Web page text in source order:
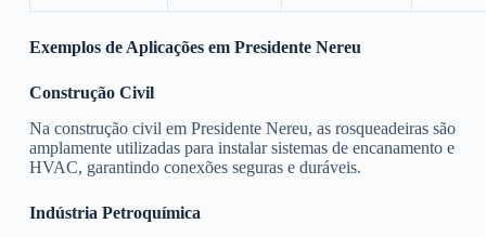
Exemplos de Aplicações em Presidente Nereu
Construção Civil
Na construção civil em Presidente Nereu, as rosqueadeiras são
amplamente utilizadas para instalar sistemas de encanamento e
HVAC, garantindo conexões seguras e duráveis.
Indústria Petroquímica